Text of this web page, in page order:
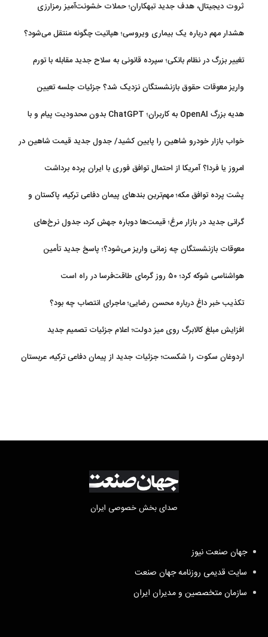
ثروت دیجیتال، هدف جدید تبهکاران؛ حملات خشونت‌آمیز رمزارزی
هشدار مهم درباره یک بیماری ویروسی؛ هپاتیت چگونه منتقل می‌شود؟
تغییر بزرگ در نظام بانکی؛ سپرده قانونی به سلاح جدید مقابله با تورم
واریز معوقات حقوق بازنشستگان نزدیک شد؟ جزئیات جلسه تعیین
هدیه بزرگ OpenAI به کاربران؛ ChatGPT بدون محدودیت پیام و با
خواب بازار خودرو شاهین را پایین کشید/ جدول جدید قیمت شاهین در
امروز یا فردا؟ آمریکا از احتمال توافق فوری با ایران پرده برداشت
پشت پرده توافق مکه؛ مهم‌ترین بندهای پیمان دفاعی ترکیه، پاکستان و
گرانی جدید در بازار مرغ؛ قیمت‌ها دوباره جهش کرد، جدول نرخ‌های
معوقات بازنشستگان چه زمانی واریز می‌شود؟؛ پاسخ جدید تأمین
هواشناسی شوکه کرد؛ ۵۰ روز گرمای طاقت‌فرسا در راه است
تکذیب خبر داغ درباره محسن رضایی؛ ماجرای انتصاب چه بود؟
افزایش مبلغ کالابرگ روی میز دولت؛ اعلام جزئیات تصمیم جدید
اردوغان سکوت را شکست؛ جزئیات جدید از پیمان دفاعی ترکیه، عربستان
صدای بخش خصوصی ایران
جهان صنعت نیوز
سایت قدیمی روزنامه جهان صنعت
سازمان متخصصین و مدیران ایران